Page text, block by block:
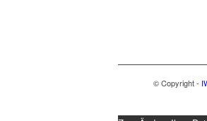
© Copyright -